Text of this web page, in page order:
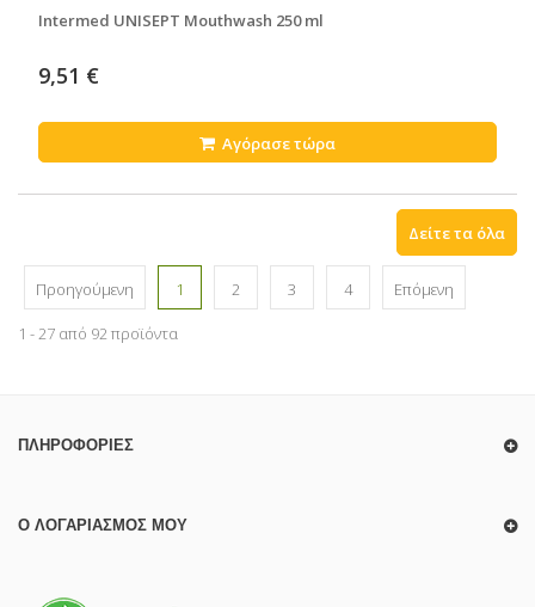
Intermed UNISEPT Mouthwash 250 ml
9,51 €
Αγόρασε τώρα
Δείτε τα όλα
Προηγούμενη 1 2 3 4 Επόμενη
1 - 27 από 92 προϊόντα
ΠΛΗΡΟΦΟΡΊΕΣ
Ο ΛΟΓΑΡΙΑΣΜΌΣ ΜΟΥ